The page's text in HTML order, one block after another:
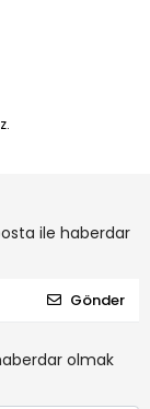
ile haberdar
Gönder
olmak